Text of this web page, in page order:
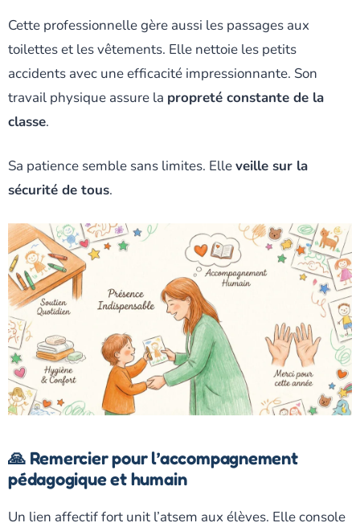
Cette professionnelle gère aussi les passages aux
toilettes et les vêtements. Elle nettoie les petits
accidents avec une efficacité impressionnante. Son
travail physique assure la propreté constante de la
classe.
Sa patience semble sans limites. Elleveille sur la
sécurité de tous.
🙏 Remercier pour l’accompagnement
pédagogique et humain
Un lien affectif fort unit l’atsem aux élèves. Elle console